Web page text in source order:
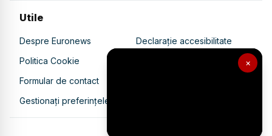
×
Utile
Despre Euronews
Declarație accesibilitate
Politica Cookie
Politica de confidențialitate
Formular de contact
Gestionați preferințele